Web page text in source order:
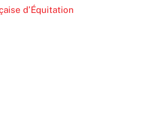
d’Équitation